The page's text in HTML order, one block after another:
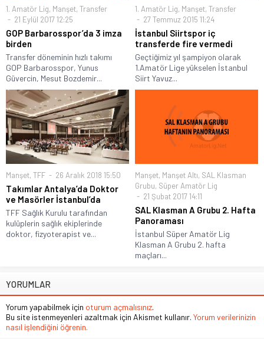
1. Amatör Lig, Manşet, Transfer
21 Eylül 2017 12:25
GOP Barbarosspor’da 3 imza
birden
Transfer döneminin hızlı takımı
GOP Barbarosspor, Yunus
Güvercin, Mesut Bozdemir...
1. Amatör Lig, Manşet, Transfer
27 Temmuz 2015 11:24
İstanbul Siirtspor iç
transferde fire vermedi
Geçtiğimiz yıl şampiyon olarak
1.Amatör Lige yükselen İstanbul
Siirt Yavuz...
Manşet, TFF 26 Aralık 2018 15:50
Takımlar Antalya’da Doktor
ve Masörler İstanbul’da
TFF Sağlık Kurulu tarafından
kulüplerin sağlık ekiplerinde
doktor, fizyoterapist ve...
Manşet, Manşet Altı, SAL Klasman
Grubu, Süper Amatör Lig
21 Şubat 2017 14:11
SAL Klasman A Grubu 2. Hafta
Panoraması
İstanbul Süper Amatör Lig
Klasman A Grubu 2. hafta
maçları...
YORUMLAR
Yorum yapabilmek için oturum açmalısınız.
Bu site istenmeyenleri azaltmak için Akismet kullanır. Yorum verilerinizin
nasıl işlendiğini öğrenin.